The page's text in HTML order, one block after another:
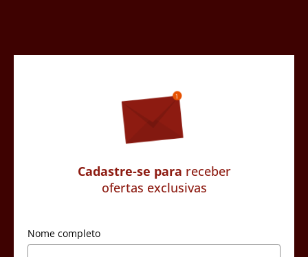
Cadastre-se para receber
ofertas exclusivas
Nome completo